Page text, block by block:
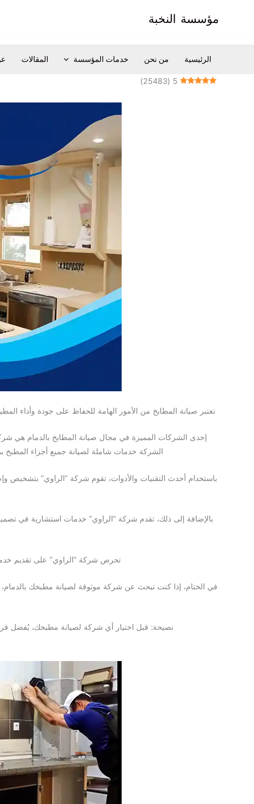
مؤسسة النخبة
الرئيسية من نحن خدمات المؤسسة المقالات
5
(
25483
)
تعتبر صيانة المطابخ من الأمور الهامة للحفاظ على جودة وأداء
إحدى الشركات المميزة في مجال صيانة المطابخ بالدمام هي
الشركة خدمات شاملة لصيانة جميع أجزاء المطبخ بما
باستخدام أحدث التقنيات والأدوات، تقوم شركة “الراوي” بتشخيص
بالإضافة إلى ذلك، تقدم شركة “الراوي” خدمات استشارية في
تحرص شركة “الراوي” على تقديم خدمات
في الختام، إذا كنت تبحث عن شركة موثوقة لصيانة مطبخك
نصيحة: قبل اختيار أي شركة لصيانة مطبخك، يُفضل